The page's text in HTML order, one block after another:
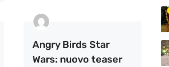
Angry Birds Star
Wars: nuovo teaser